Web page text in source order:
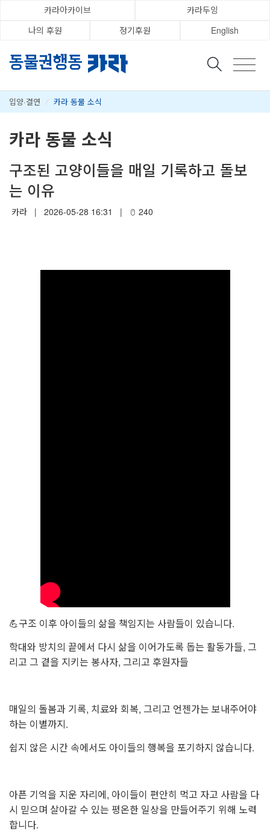
카라아카이브
카라두잉
나의 후원
정기후원 English
입양·결연 / 카라 동물 소식
카라 동물 소식
구조된 고양이들을 매일 기록하고 돌보
는 이유
카라 | 2026-05-28 16:31 | 240
💪구조 이후 아이들의 삶을 책임지는 사람들이 있습니다.
학대와 방치의 끝에서 다시 삶을 이어가도록 돕는 활동가들, 그
리고 그 곁을 지키는 봉사자, 그리고 후원자들
매일의 돌봄과 기록, 치료와 회복, 그리고 언젠가는 보내주어야
하는 이별까지.
쉽지 않은 시간 속에서도 아이들의 행복을 포기하지 않습니다.
아픈 기억을 지운 자리에, 아이들이 편안히 먹고 자고 사람을 다
시 믿으며 살아갈 수 있는 평온한 일상을 만들어주기 위해 노력
합니다.